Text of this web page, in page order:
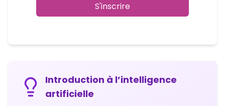
S'inscrire
Introduction à l’intelligence
artificielle